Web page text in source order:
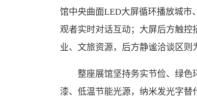
馆中央曲面LED大屏循环播放城市
观者实时对话互动；大屏后方触控
业、文旅资源，后方静谧洽谈区则
整座展馆坚持务实节俭、绿色
漆、低温节能光源，纳米发光字